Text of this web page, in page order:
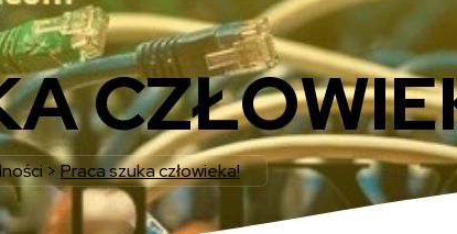
>Praca szuka człowieka!